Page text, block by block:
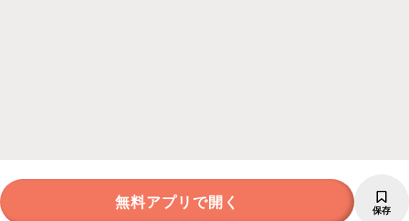
無料アプリで開く 保存